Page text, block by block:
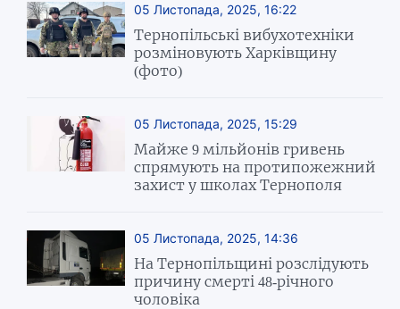
05 Листопада, 2025, 16:22
Тернопільські вибухотехніки
розміновують Харківщину
(фото)
05 Листопада, 2025, 15:29
Майже 9 мільйонів гривень
спрямують на протипожежний
захист у школах Тернополя
05 Листопада, 2025, 14:36
На Тернопільщині розслідують
причину смерті 48-річного
чоловіка